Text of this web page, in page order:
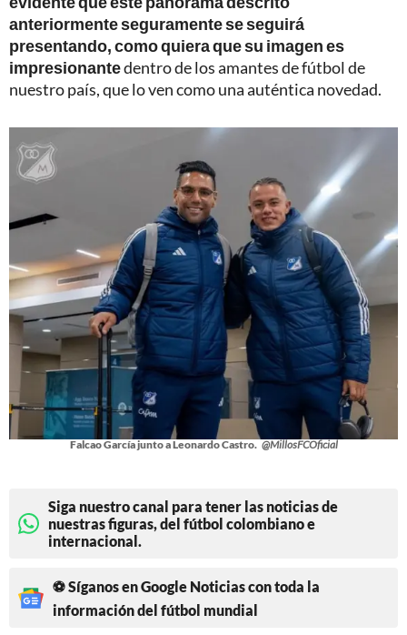
anteriormente seguramente se seguirá
presentando, como quiera que su imagen es
impresionantedentro de los amantes de fútbol de
nuestro país, que lo ven como una auténtica novedad.
Falcao García junto a Leonardo Castro. @MillosFCOficial
Siga nuestro canal para tener las noticias de
nuestras figuras, del fútbol colombiano e
internacional.
⚽ Síganos en Google Noticias con toda la
información del fútbol mundial